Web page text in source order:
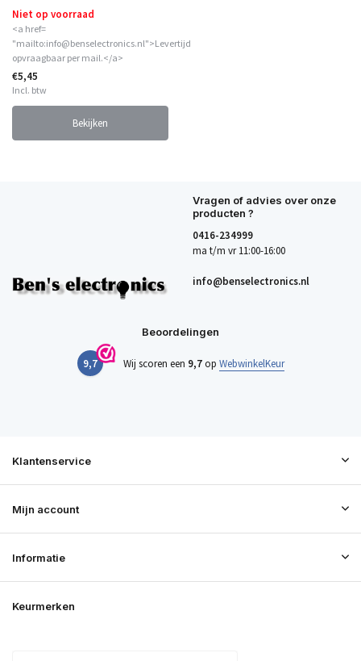
Niet op voorraad
<a href=
"mailto:info@benselectronics.nl">Levertijd
opvraagbaar per mail.</a>
€5,45
Incl. btw
Bekijken
Vragen of advies over onze
producten ?
0416-234999
ma t/m vr 11:00-16:00
info@benselectronics.nl
Beoordelingen
9,7 Wij scoren een 9,7op WebwinkelKeur
Klantenservice
Mijn account
Informatie
Keurmerken